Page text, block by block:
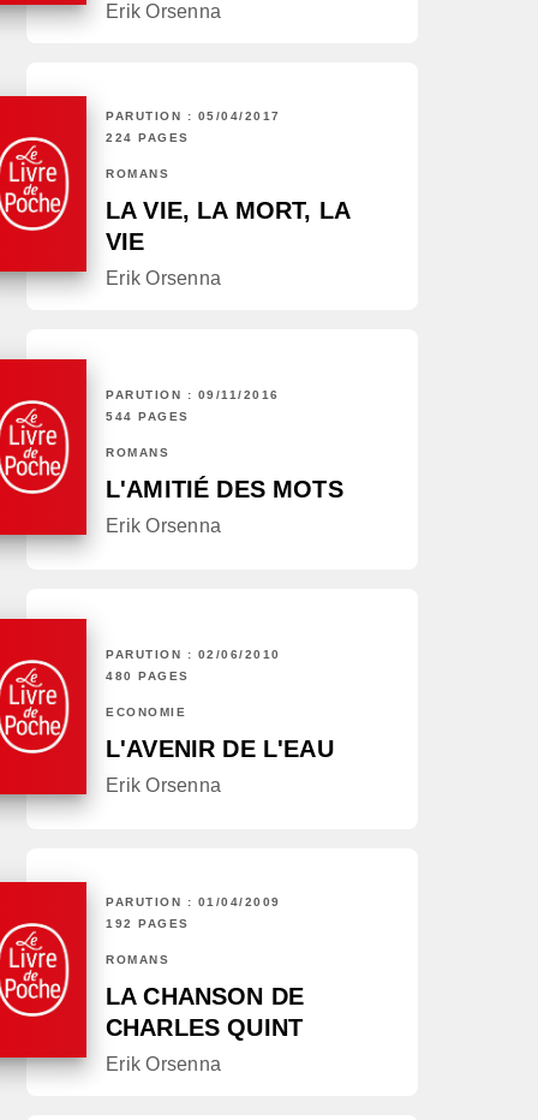
Erik Orsenna
PARUTION : 05/04/2017
224 PAGES
ROMANS
LA VIE, LA MORT, LA
VIE
Erik Orsenna
PARUTION : 09/11/2016
544 PAGES
ROMANS
L'AMITIÉ DES MOTS
Erik Orsenna
PARUTION : 02/06/2010
480 PAGES
ECONOMIE
L'AVENIR DE L'EAU
Erik Orsenna
PARUTION : 01/04/2009
192 PAGES
ROMANS
LA CHANSON DE
CHARLES QUINT
Erik Orsenna